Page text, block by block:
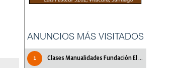
ANUNCIOS MÁS VISITADOS
1 Clases Manualidades Fundación El Carmen